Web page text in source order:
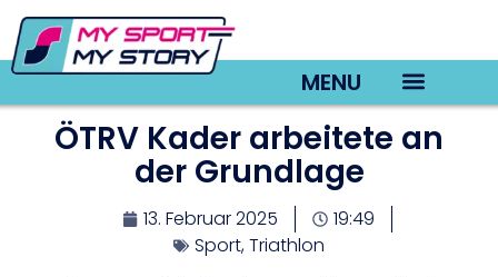
MENU
ÖTRV Kader arbeitete an
der Grundlage
13. Februar 2025
19:49
Sport,Triathlon